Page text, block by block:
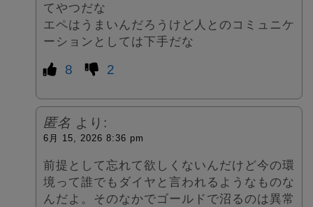
てやつだな
エペはうまいんだろうけど人とのコミュニケ
ーションとしては下手だな
8 2
匿名 より:
6月 15, 2026 8:36 pm
前提として忘れて欲しくないんだけど今の環
境って誰でもダイヤと言われるようなものな
んだよ。そのなかでゴールドで沼るのは異常